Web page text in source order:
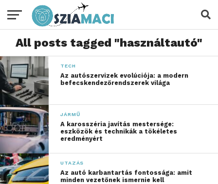
All posts tagged "használtautó"
TECH
Az autószervizek evolúciója: a modern
befecskendezőrendszerek világa
JÁRMŰ
A karosszéria javítás mestersége:
eszközök és technikák a tökéletes
eredményért
UTAZÁS
Az autó karbantartás fontossága: amit
minden vezetőnek ismernie kell